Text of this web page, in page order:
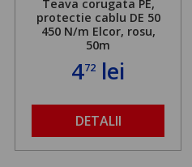
Teava corugata PE,
protectie cablu DE 50
450 N/m Elcor, rosu,
50m
472 lei
DETALII